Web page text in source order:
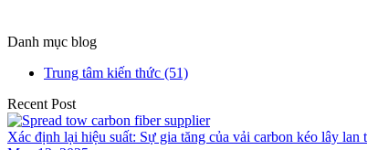
Danh mục blog
Trung tâm kiến ​​thức (51)
Recent Post
Xác định lại hiệu suất: Sự gia tăng của vải carbon kéo lây lan